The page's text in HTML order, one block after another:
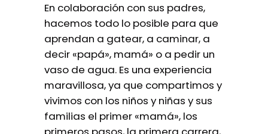
En colaboración con sus padres,
hacemos todo lo posible para que
aprendan a gatear, a caminar, a
decir «papá», mamá» o a pedir un
vaso de agua. Es una experiencia
maravillosa, ya que compartimos y
vivimos con los niños y niñas y sus
familias el primer «mamá», los